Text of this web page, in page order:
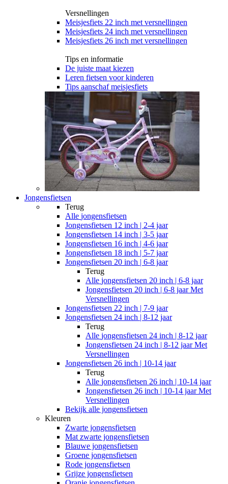
Versnellingen
Meisjesfiets 22 inch met versnellingen
Meisjesfiets 24 inch met versnellingen
Meisjesfiets 26 inch met versnellingen
Tips en informatie
De juiste maat kiezen
Leren fietsen voor kinderen
Tips aanschaf meisjesfiets
Jongensfietsen
Terug
Alle jongensfietsen
Jongensfietsen 12 inch | 2-4 jaar
Jongensfietsen 14 inch | 3-5 jaar
Jongensfietsen 16 inch | 4-6 jaar
Jongensfietsen 18 inch | 5-7 jaar
Jongensfietsen 20 inch | 6-8 jaar
Terug
Alle jongensfietsen 20 inch | 6-8 jaar
Jongensfietsen 20 inch | 6-8 jaar Met
Versnellingen
Jongensfietsen 22 inch | 7-9 jaar
Jongensfietsen 24 inch | 8-12 jaar
Terug
Alle jongensfietsen 24 inch | 8-12 jaar
Jongensfietsen 24 inch | 8-12 jaar Met
Versnellingen
Jongensfietsen 26 inch | 10-14 jaar
Terug
Alle jongensfietsen 26 inch | 10-14 jaar
Jongensfietsen 26 inch | 10-14 jaar Met
Versnellingen
Bekijk alle jongensfietsen
Kleuren
Zwarte jongensfietsen
Mat zwarte jongensfietsen
Blauwe jongensfietsen
Groene jongensfietsen
Rode jongensfietsen
Grijze jongensfietsen